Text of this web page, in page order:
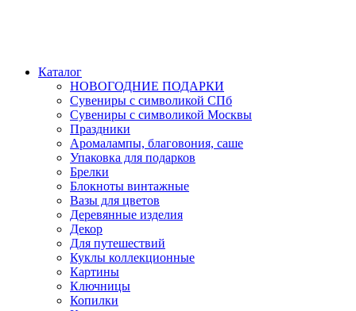
Каталог
НОВОГОДНИЕ ПОДАРКИ
Сувениры с символикой СПб
Сувениры с символикой Москвы
Праздники
Аромалампы, благовония, саше
Упаковка для подарков
Брелки
Блокноты винтажные
Вазы для цветов
Деревянные изделия
Декор
Для путешествий
Куклы коллекционные
Картины
Ключницы
Копилки